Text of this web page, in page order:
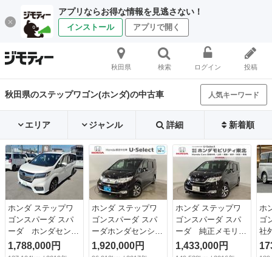
アプリならお得な情報を見逃さない！
インストール アプリで開く
秋田県 検索 ログイン 投稿
秋田県のステップワゴン(ホンダ)の中古車 人気キーワード
エリア ジャンル 詳細 新着順
ホンダ ステップワ
ゴンスパーダ スパ
ーダ ホンダセンシ
ング ＥＴＣ バッ
クカメラ ナビ Ｔ
1,788,000円
ホンダ ステップワ
ゴンスパーダ スパ
ーダホンダセンシン
グ ・いまコレ＋新
品・フロアカーペッ
1,920,000円
ホンダ ステップワ
ゴンスパーダ スパ
ーダ 純正メモリー
ナビ 純正アルミホ
イール 両側電動ス
1,433,000円
ホ
ゴ
社
／
／